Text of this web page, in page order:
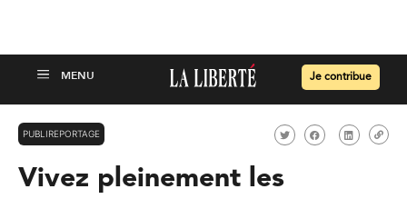
Je contribue
PUBLIREPORTAGE
Vivez pleinement les